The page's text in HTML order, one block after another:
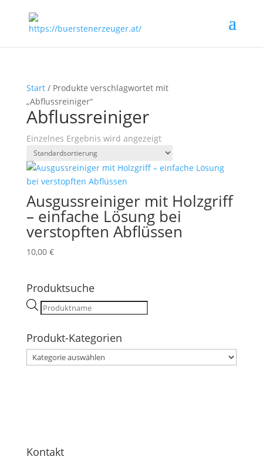
Start/ Produkte verschlagwortet mit
„Abflussreiniger“
Abflussreiniger
Einzelnes Ergebnis wird angezeigt
Ausgussreiniger mit Holzgriff
– einfache Lösung bei
verstopften Abflüssen
10,00 €
Produktsuche
Products
Produkt-Kategorien
Kontakt